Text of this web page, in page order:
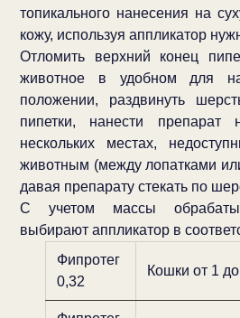
топикального нанесения на
кожу, используя аппликатор
Отломить верхний конец
животное в удобном для
положении, раздвинуть
пипетки, нанести
нескольких местах,
животным (между лопатками
давая препарату стекать по
С учетом массы
выбирают аппликатор в
Фипротег
0,32
Кошки от 1 до